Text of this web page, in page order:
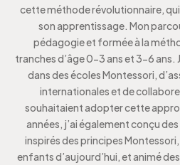
cette méthode révolutionnaire,
son apprentissage. Mon
pédagogie et formée à la
tranches d’âge 0-3 ans et 3-6 ans.
dans des écoles Montessori,
internationales et de
souhaitaient adopter cette
années, j’ai également conçu
inspirés des principes
enfants d’aujourd’hui, et animé